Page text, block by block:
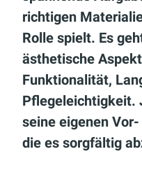
richtigen
Rolle spielt. Es
ästhetische
Funktionalität,
Pflegeleichtigkeit.
seine eigenen
die es sorgfältig